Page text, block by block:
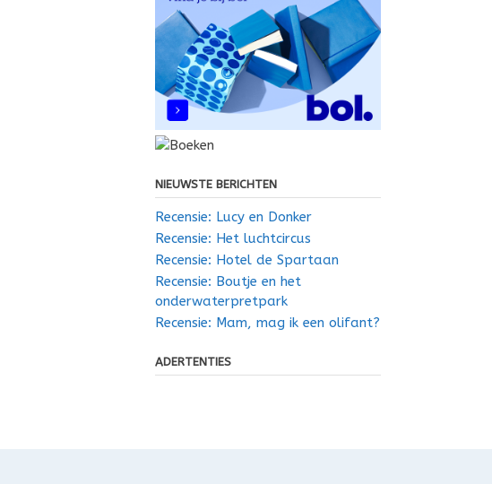
NIEUWSTE BERICHTEN
Recensie: Lucy en Donker
Recensie: Het luchtcircus
Recensie: Hotel de Spartaan
Recensie: Boutje en het
onderwaterpretpark
Recensie: Mam, mag ik een olifant?
ADERTENTIES